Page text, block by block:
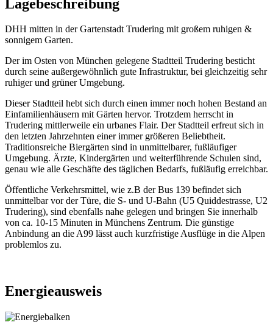
Lagebeschreibung
DHH mitten in der Gartenstadt Trudering mit großem ruhigen &
sonnigem Garten.
Der im Osten von München gelegene Stadtteil Trudering besticht
durch seine außergewöhnlich gute Infrastruktur, bei gleichzeitig sehr
ruhiger und grüner Umgebung.
Dieser Stadtteil hebt sich durch einen immer noch hohen Bestand an
Einfamilienhäusern mit Gärten hervor. Trotzdem herrscht in
Trudering mittlerweile ein urbanes Flair. Der Stadtteil erfreut sich in
den letzten Jahrzehnten einer immer größeren Beliebtheit.
Traditionsreiche Biergärten sind in unmittelbarer, fußläufiger
Umgebung. Ärzte, Kindergärten und weiterführende Schulen sind,
genau wie alle Geschäfte des täglichen Bedarfs, fußläufig erreichbar.
Öffentliche Verkehrsmittel, wie z.B der Bus 139 befindet sich
unmittelbar vor der Türe, die S- und U-Bahn (U5 Quiddestrasse, U2
Trudering), sind ebenfalls nahe gelegen und bringen Sie innerhalb
von ca. 10-15 Minuten in Münchens Zentrum. Die günstige
Anbindung an die A99 lässt auch kurzfristige Ausflüge in die Alpen
problemlos zu.
Energieausweis